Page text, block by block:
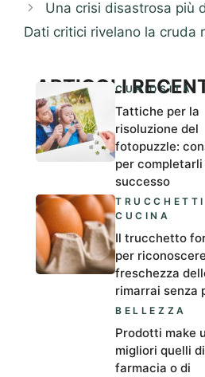
Una crisi disastrosa più
Dati critici rivelano la cruda
ARTICOLICURIOSITÀ
Tattiche per la
risoluzione del
fotopuzzle:
per completarli
successo
TRUCCHETTI
CUCINA
Il trucchetto
per
freschezza
rimarrai senza
BELLEZZA
Prodotti make
migliori quelli di
farmacia o di